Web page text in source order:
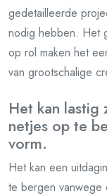
gedetailleerde
nodig hebben. Het
op rol maken het
van grootschalige
Het kan
netjes op te
vorm.
Het kan een
te bergen vanwege